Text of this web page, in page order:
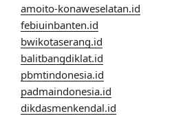
amoito-konaweselatan.id
febiuinbanten.id
bwikotaserang.id
balitbangdiklat.id
pbmtindonesia.id
padmaindonesia.id
dikdasmenkendal.id